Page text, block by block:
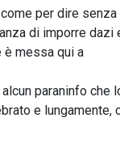
per dire
di imporre dazi
è messa qui a
paraninfo che
e lungamente,